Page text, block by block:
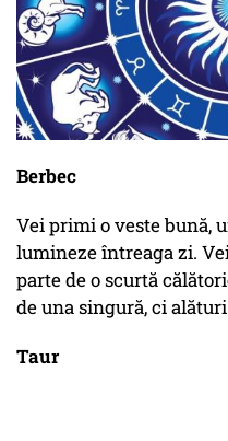
Berbec
Vei primi o veste bună,
lumineze întreaga zi.
parte de o scurtă
de una singură, ci
Taur